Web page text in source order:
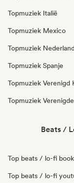
Topmuziek Italië
Topmuziek Mexico
Topmuziek
Topmuziek Spanje
Topmuziek Verenigd
Topmuziek
Beats /
Top beats / lo-fi
Top beats / lo-fi